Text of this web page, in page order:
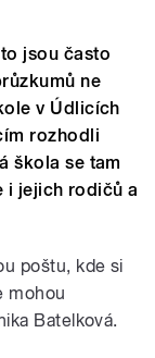
jsou často
ne
v Údlicích
rozhodli
škola se tam
i jejich rodičů a
poštu, kde si
mohou
Batelková.